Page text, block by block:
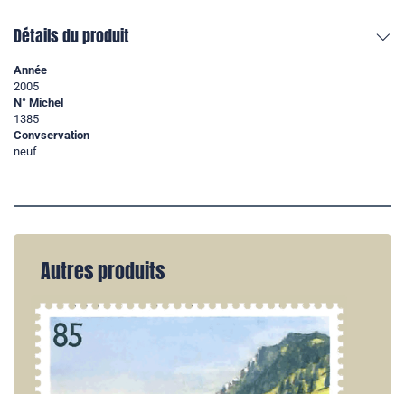
Détails du produit
Année
2005
N° Michel
1385
Convservation
neuf
Autres produits